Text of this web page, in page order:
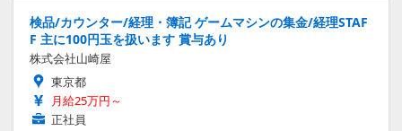
検品/カウンター/経理・簿記 ゲームマシンの集金/経理STAF
F 主に100円玉を扱います 賞与あり
株式会社山崎屋
東京都
月給25万円～
正社員